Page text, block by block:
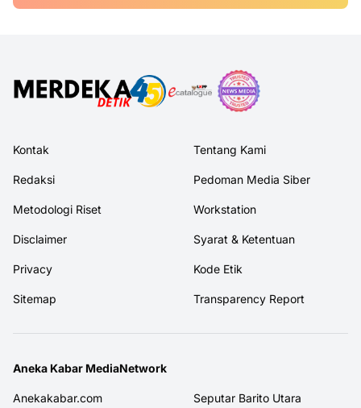
Kontak Tentang Kami
Redaksi Pedoman Media Siber
Metodologi Riset Workstation
Disclaimer Syarat & Ketentuan
Privacy Kode Etik
Sitemap Transparency Report
Aneka Kabar MediaNetwork
Anekakabar.com Seputar Barito Utara